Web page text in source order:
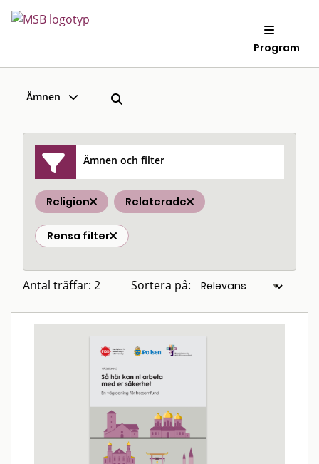
Program
Ämnen
Ämnen och filter
Religion Relaterade
Rensa filter
Antal träffar: 2 Sortera på: